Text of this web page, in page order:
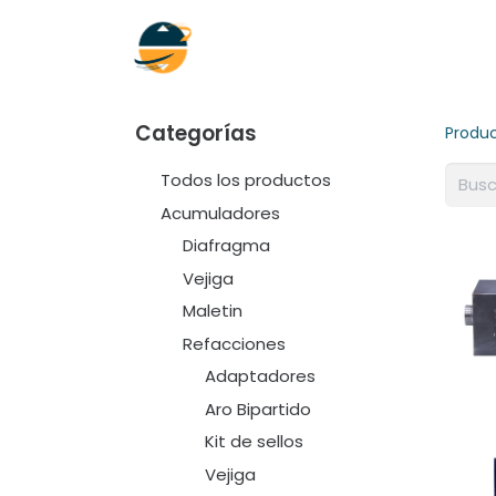
Categorías
Todos los productos
Acumuladores
Diafragma
Vejiga
Maletin
Refacciones
Adaptadores
Aro Bipartido
Kit de sellos
Vejiga